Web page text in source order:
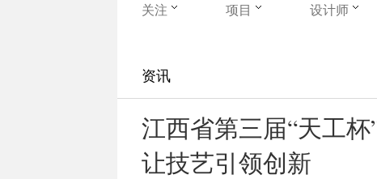
关注 项目 设计师
资讯
江西省第三届“天工
让技艺引领创新